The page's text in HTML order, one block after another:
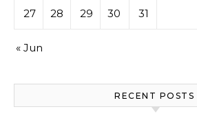
27 28 29 30 31
« Jun
RECENT POSTS